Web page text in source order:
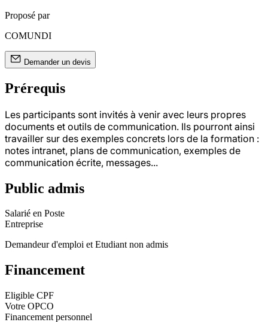
Proposé par
COMUNDI
Demander un devis
Prérequis
Les participants sont invités à venir avec leurs propres
documents et outils de communication. Ils pourront ainsi
travailler sur des exemples concrets lors de la formation :
notes intranet, plans de communication, exemples de
communication écrite, messages...
Public admis
Salarié en Poste
Entreprise
Demandeur d'emploi et Etudiant non admis
Financement
Eligible CPF
Votre OPCO
Financement personnel